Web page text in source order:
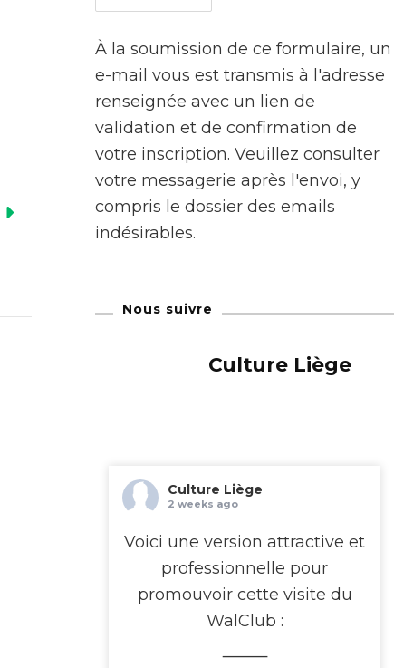
À la soumission de ce formulaire, un
e-mail vous est transmis à l'adresse
renseignée avec un lien de
validation et de confirmation de
votre inscription. Veuillez consulter
votre messagerie après l'envoi, y
compris le dossier des emails
indésirables.
Nous suivre
Culture Liège
Culture Liège
2 weeks ago
Voici une version attractive et
professionnelle pour
promouvoir cette visite du
WalClub :
⸻